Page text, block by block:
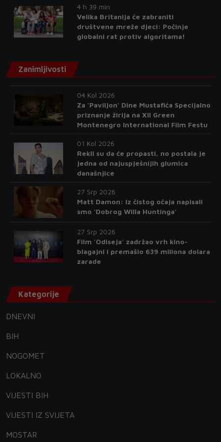
4 h 39 min
Velika Britanija će zabraniti
društvene mreže djeci: Počinje
globalni rat protiv algoritama!
Zanimljivosti
04 Kol 2026
Za 'Paviljon' Dine Mustafića Specijalno
priznanje žirija na XII Green
Montenegro International Film Festu
01 Kol 2026
Rekli su da će propasti, no postala je
jedna od najuspješnijih glumica
današnjice
27 Srp 2026
Matt Damon: Iz čistog očaja napisali
smo 'Dobrog Willa Huntinga'
27 Srp 2026
Film 'Odiseja' zadržao vrh kino-
blagajni i premašio 639 miliona dolara
zarade
Kategorije
DNEVNI
BIH
NOGOMET
LOKALNO
VIJESTI BIH
VIJESTI IZ SVIJETA
MOSTAR